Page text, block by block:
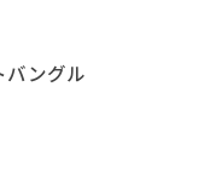
バングル